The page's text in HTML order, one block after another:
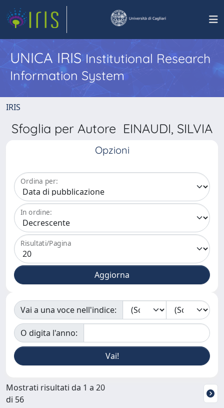
UNICA IRISInstitutional Research
Information System
IRIS
Sfoglia per Autore EINAUDI, SILVIA
Opzioni
Ordina per:
In ordine:
Risultati/Pagina
Vai a una voce nell'indice:
O digita l'anno:
Mostrati risultati da 1 a 20
di 56